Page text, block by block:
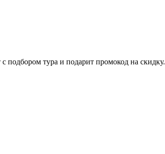
подбором тура и подарит промокод на скидку.